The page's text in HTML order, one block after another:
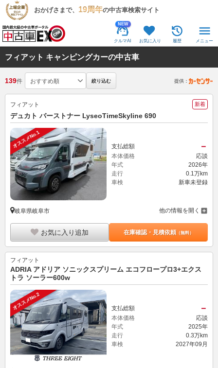
おかげさまで、 19周年の中古車検索サイト
NEW
クルマAI お気に入り 履歴 メニュー
フィアット キャンピングカーの中古車
139件 絞り込む 提供：
フィアット 新着
デュカト バーストナー LyseoTimeSkyline 690
オススメNo.1 支払総額 －
本体価格
応談
年式
2026年
走行
0.1万km
車検
新車未登録
岐阜県岐阜市 他の情報を開く
お気に入り追加 在庫確認・見積依頼（無料）
フィアット
ADRIA アドリア ソニックスプリーム エコフロープロ3+エクス
トラ ソーラー600w
オススメNo.2 支払総額 －
本体価格
応談
年式
2025年
走行
0.3万km
車検
2027年09月